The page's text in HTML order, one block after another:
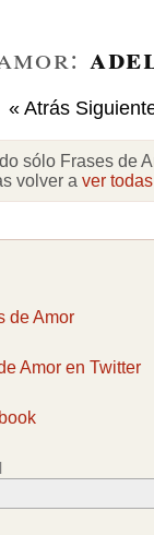
« Atrás
sólo Frases de
volver a ver
de Amor
Amor en Twitter